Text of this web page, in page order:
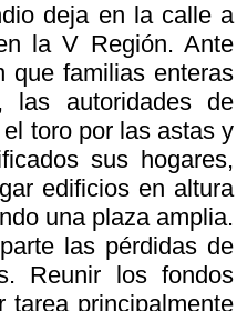
deja en la calle a
la V Región. Ante
que familias enteras
las autoridades de
toro por las astas y
sus hogares,
edificios en altura
una plaza amplia.
las pérdidas de
Reunir los fondos
tarea principalmente